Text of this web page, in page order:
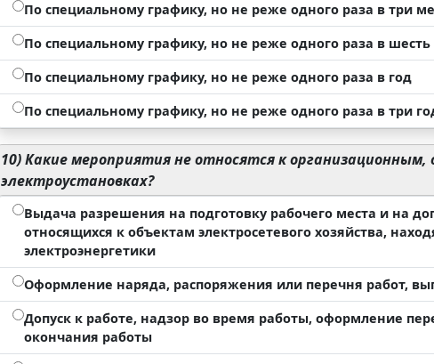
По специальному графику, но не реже одного раза в три
По специальному графику, но не реже одного раза в
По специальному графику, но не реже одного раза в год
По специальному графику, но не реже одного раза в три
10)Какие мероприятия не относятся к
электроустановках?
Выдача разрешения на подготовку рабочего места и на
относящихся к объектам электросетевого хозяйства,
электроэнергетики
Оформление наряда, распоряжения или перечня работ,
Допуск к работе, надзор во время работы, оформление
окончания работы